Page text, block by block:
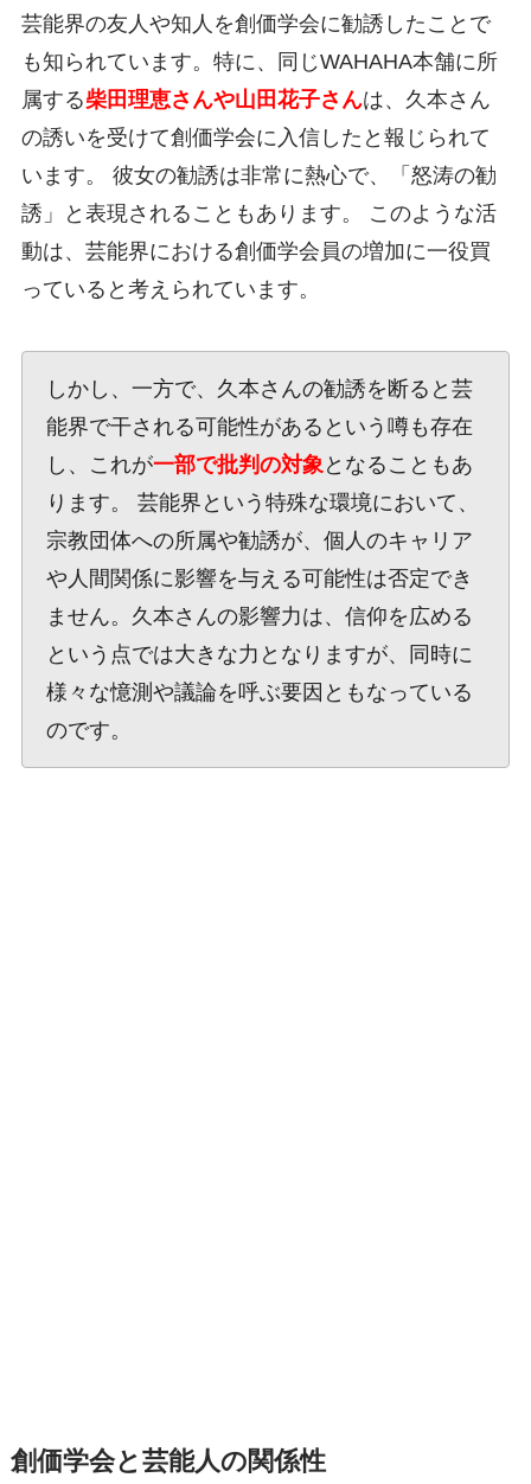
芸能界の友人や知人を創価学会に勧誘したことで
も知られています。特に、同じWAHAHA本舗に所
属する柴田理恵さんや山田花子さんは、久本さん
の誘いを受けて創価学会に入信したと報じられて
います。 彼女の勧誘は非常に熱心で、「怒涛の勧
誘」と表現されることもあります。 このような活
動は、芸能界における創価学会員の増加に一役買
っていると考えられています。
しかし、一方で、久本さんの勧誘を断ると芸
能界で干される可能性があるという噂も存在
し、これが一部で批判の対象 となることもあ
ります。 芸能界という特殊な環境において、
宗教団体への所属や勧誘が、個人のキャリア
や人間関係に影響を与える可能性は否定でき
ません。久本さんの影響力は、信仰を広める
という点では大きな力となりますが、同時に
様々な憶測や議論を呼ぶ要因ともなっている
のです。
創価学会と芸能人の関係性